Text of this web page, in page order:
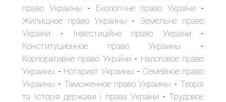
право Украины - Екологічне право України -
Жилищное право Украины - Земельне право
України - Інвестиційне право України -
Конституционное право Украины -
Корпоративне право України - Налоговое право
Украины - Нотариат Украины - Семейное право
Украины - Таможенное право Украины - Теорія
та Історія держави і права України - Трудовое